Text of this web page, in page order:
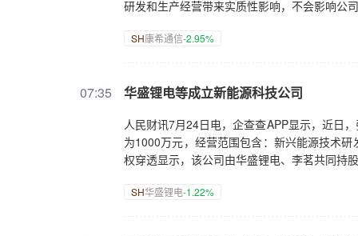
研发和生产经营带来实质性影响，不会影响公
SH康希通信-2.95%
07:35 华盛锂电等成立新能源科技公司
人民财讯7月24日电，企查查APP显示，近日
为1000万元，经营范围包含：新兴能源技术
权穿透显示，该公司由华盛锂电、李茗共同持
SH华盛锂电-1.22%